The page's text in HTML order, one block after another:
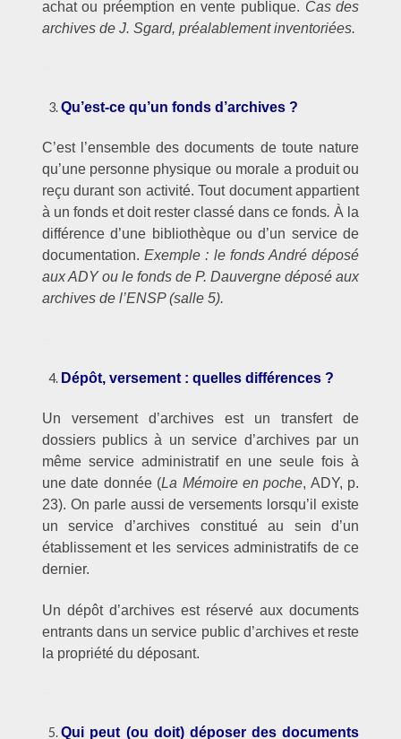
achat ou préemption en vente publique. Cas des
archives de J. Sgard, préalablement inventoriées.
Qu’est-ce qu’un fonds d’archives ?
C’est l’ensemble des documents de toute nature
qu’une personne physique ou morale a produit ou
reçu durant son activité. Tout document appartient
à un fonds et doit rester classé dans ce fonds. À la
différence d’une bibliothèque ou d’un service de
documentation. Exemple : le fonds André déposé
aux ADY ou le fonds de P. Dauvergne déposé aux
archives de l’ENSP (salle 5).
Dépôt, versement : quelles différences ?
Un versement d’archives est un transfert de
dossiers publics à un service d’archives par un
même service administratif en une seule fois à
une date donnée (La Mémoire en poche, ADY, p.
23). On parle aussi de versements lorsqu’il existe
un service d’archives constitué au sein d’un
établissement et les services administratifs de ce
dernier.
Un dépôt d’archives est réservé aux documents
entrants dans un service public d’archives et reste
la propriété du déposant.
Qui peut (ou doit) déposer des documents